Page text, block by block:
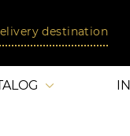
destination